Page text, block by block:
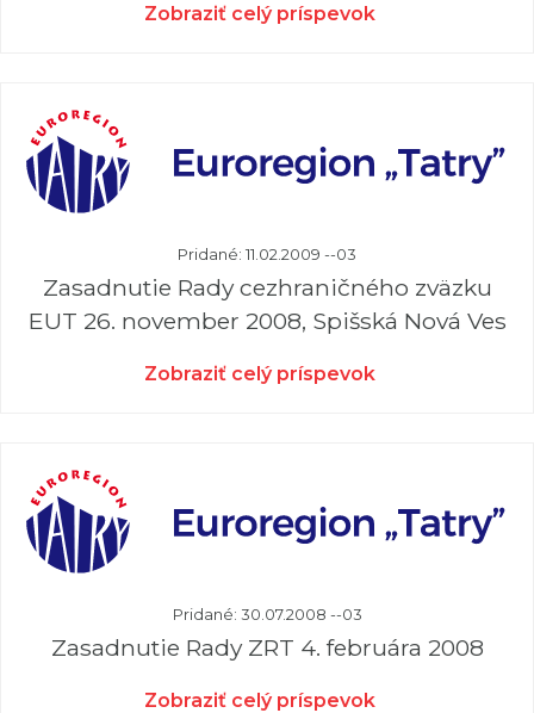
Zobraziť celý príspevok
Pridané: 11.02.2009 --03
Zasadnutie Rady cezhraničného zväzku
EUT 26. november 2008, Spišská Nová Ves
Zobraziť celý príspevok
Pridané: 30.07.2008 --03
Zasadnutie Rady ZRT 4. februára 2008
Zobraziť celý príspevok